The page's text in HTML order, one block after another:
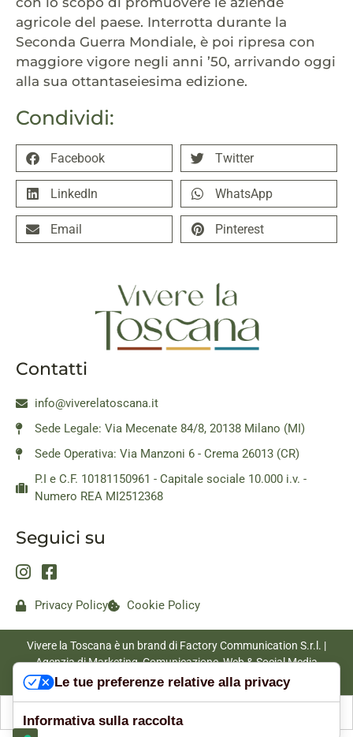
Condividi:
Facebook Twitter
LinkedIn WhatsApp
Email Pinterest
agricole del paese. Interrotta durante la
Seconda Guerra Mondiale, è poi ripresa con
maggiore vigore negli anni ’50, arrivando oggi
alla sua ottantaseiesima edizione.
Contatti
info@viverelatoscana.it
Sede Legale: Via Mecenate 84/8, 20138 Milano (MI)
Sede Operativa: Via Manzoni 6 - Crema 26013 (CR)
P.I e C.F. 10181150961 - Capitale sociale 10.000 i.v. -
Numero REA MI2512368
Seguici su
Privacy Policy Cookie Policy
Vivere la Toscana è un brand di Factory Communication S.r.l. |
Agenzia di Marketing, Comunicazione, Web & Social Media
|www.factorycommunication.it
Le tue preferenze relative alla privacy
Informativa sulla raccolta